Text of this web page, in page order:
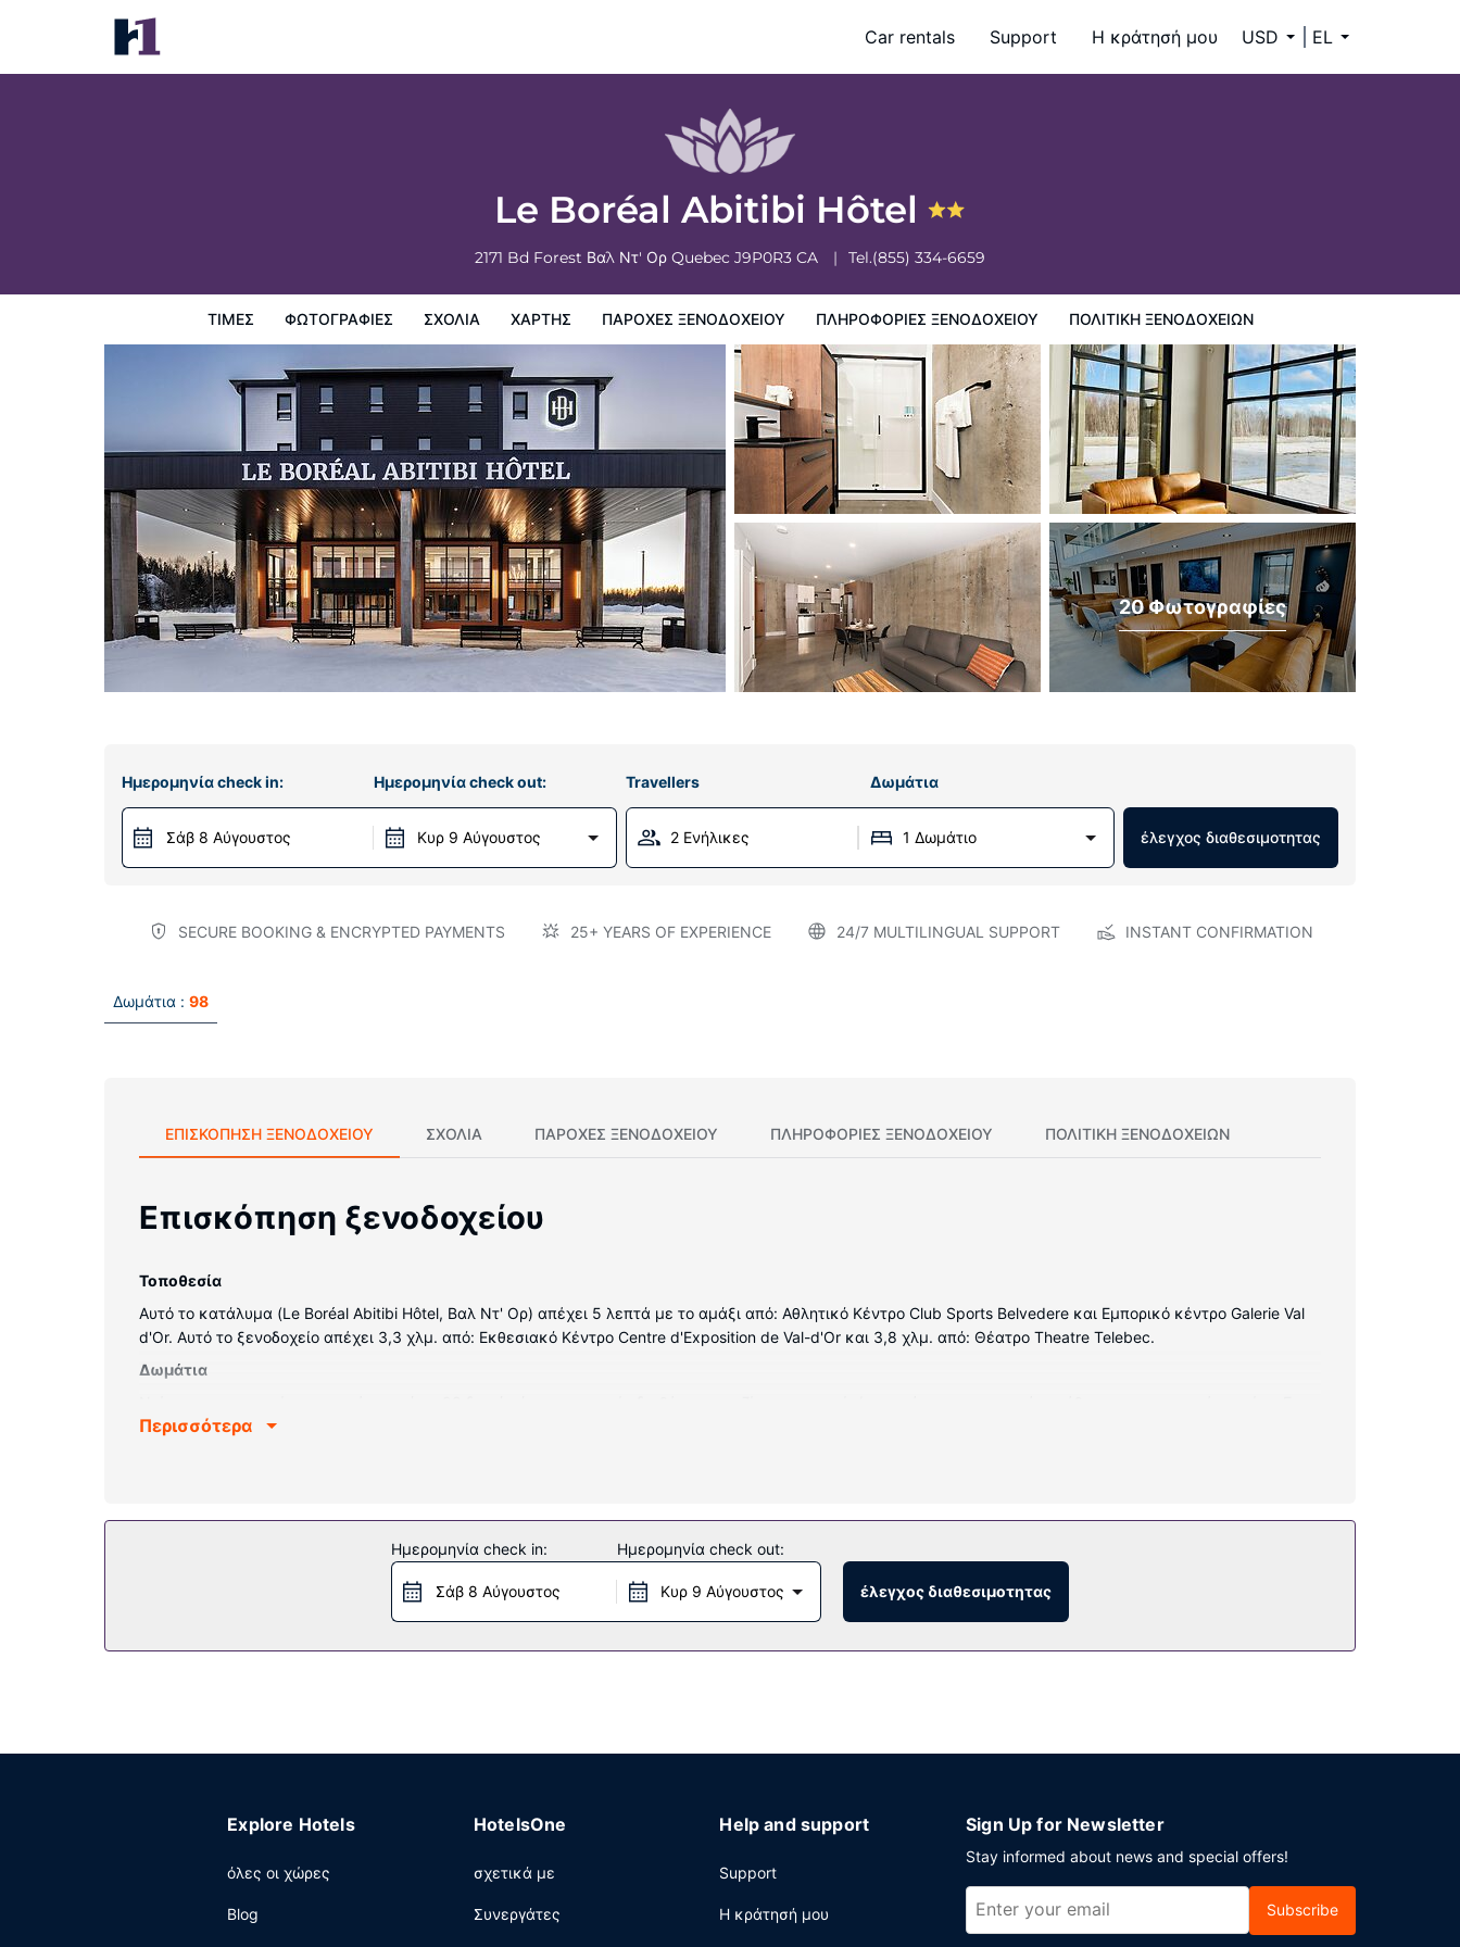
Car rentals Support Η κράτησή μου USD EL
Le Boréal Abitibi Hôtel
2171 Bd Forest Βαλ Ντ' Ορ Quebec J9P0R3 CA Tel.(855) 334-6659
ΤΙΜΈΣ ΦΩΤΟΓΡΑΦΊΕΣ ΣΧΌΛΙΑ ΧΆΡΤΗΣ ΠΑΡΟΧΕΣ ΞΕΝΟΔΟΧΕΙΟΥ ΠΛΗΡΟΦΟΡΊΕΣ ΞΕΝΟΔΟΧΕΊΟΥ ΠΟΛΙΤΙΚΗ ΞΕΝΟΔΟΧΕΊΩΝ
Le Boréal Abitibi Hôtel
Τιμές Πολιτικη ξενοδοχείων
20 Φωτογραφίες
Ημερομηνία check in:
Σάβ 8 Αύγουστος
Ημερομηνία check out:
Κυρ 9 Αύγουστος
Travellers Δωμάτια
2 Ενήλικες 1 Δωμάτιο έλεγχος διαθεσιμοτητας
SECURE BOOKING & ENCRYPTED PAYMENTS 25+ YEARS OF EXPERIENCE 24/7 MULTILINGUAL SUPPORT INSTANT CONFIRMATION
Δωμάτια : 98
ΕΠΙΣΚΌΠΗΣΗ ΞΕΝΟΔΟΧΕΊΟΥ ΣΧΌΛΙΑ ΠΑΡΟΧΕΣ ΞΕΝΟΔΟΧΕΙΟΥ ΠΛΗΡΟΦΟΡΊΕΣ ΞΕΝΟΔΟΧΕΊΟΥ ΠΟΛΙΤΙΚΗ ΞΕΝΟΔΟΧΕΊΩΝ
Επισκόπηση ξενοδοχείου
Τοποθεσία
Αυτό το κατάλυμα (Le Boréal Abitibi Hôtel, Βαλ Ντ' Ορ) απέχει 5 λεπτά με το αμάξι από: Αθλητικό Κέντρο Club Sports Belvedere και Εμπορικό κέντρο Galerie Val
d'Or. Αυτό το ξενοδοχείο απέχει 3,3 χλμ. από: Εκθεσιακό Κέντρο Centre d'Exposition de Val-d'Or και 3,8 χλμ. από: Θέατρο Theatre Telebec.
Δωμάτια
τη διασκέδασή σας προσφέρονται τηλεοράσεις Smart με καλωδιακά κανάλια, ενώ μπορείτε να είστε online με δωρεάν ασύρματη πρόσβαση στο ίντερνετ. Οι
Σερβίρεται δωρεάν πρωινό (ευρωπαϊκό) καθημερινά μεταξύ 7:00 π.μ. - 9:30 π.μ..
Περισσότερα
Ημερομηνία check in:
Σάβ 8 Αύγουστος
Ημερομηνία check out:
Κυρ 9 Αύγουστος έλεγχος διαθεσιμοτητας
Explore Hotels
όλες οι χώρες
Blog
HotelsOne
σχετικά με
Συνεργάτες
Help and support
Support
Η κράτησή μου
Sign Up for Newsletter
Stay informed about news and special offers!
Subscribe